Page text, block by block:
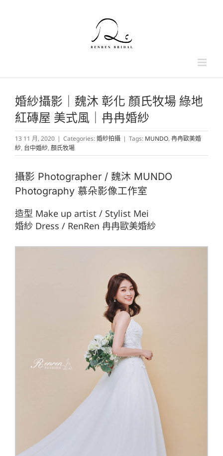
婚紗攝影｜魏沐 彰化 顏氏牧場 綠地
紅磚屋 美式風｜冉冉婚紗
13 11 月, 2020 | Categories:婚紗拍攝 | Tags: MUNDO, 冉冉歐美婚
紗, 台中婚紗, 顏氏牧場
攝影 Photographer / 魏沐 MUNDO
Photography 慕朵影像工作室
造型 Make up artist / Stylist Mei
婚紗 Dress / RenRen 冉冉歐美婚紗